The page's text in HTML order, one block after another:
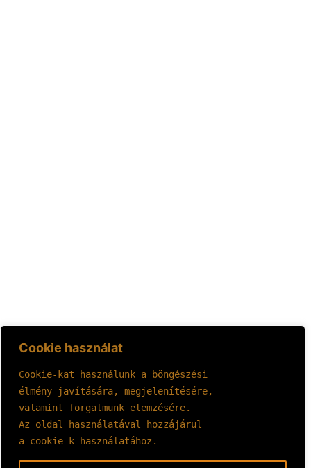
Cookie használat
Cookie-kat használunk a böngészési
élmény javítására, megjelenítésére,
valamint forgalmunk elemzésére.
Az oldal használatával hozzájárul
a cookie-k használatához.